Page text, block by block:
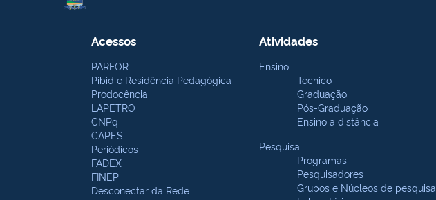
Acessos
PARFOR
Pibid e Residência Pedagógica
Prodocência
LAPETRO
CNPq
CAPES
Periódicos
FADEX
FINEP
Desconectar da Rede
Atividades
Ensino
Técnico
Graduação
Pós-Graduação
Ensino a distância
Pesquisa
Programas
Pesquisadores
Grupos e Núcleos de pesquisa